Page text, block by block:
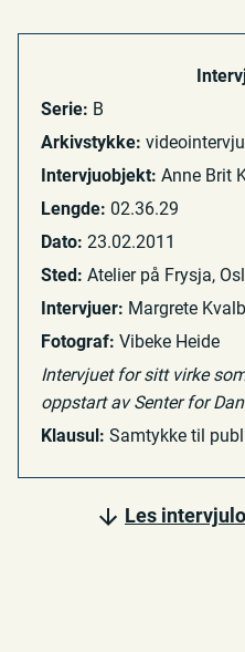
Serie: B
Arkivstykke: videointervju
Intervjuobjekt: Anne Brit
Lengde: 02.36.29
Dato: 23.02.2011
Sted: Atelier på Frysja,
Intervjuer: Margrete
Fotograf: Vibeke Heide
Intervjuet for sitt virke
oppstart av Senter for
Klausul: Samtykke til
Les